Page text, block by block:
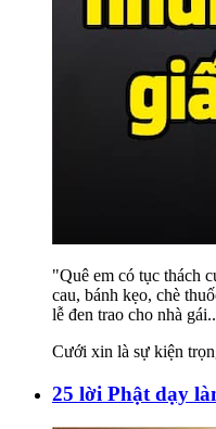
"Quê em có tục thách
cau, bánh kẹo, chè
lễ đen trao cho nhà
Cưới xin là sự kiện
25 lời Phật dạy